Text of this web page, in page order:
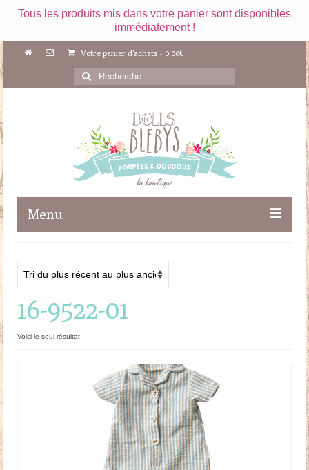
Tous les produits mis dans votre panier sont disponibles
immédiatement !
Votre panier d'achats - 0.00€
Rechercher
:
Menu
Maileg
Poupées
Doudous
Mobilier & Accessoires
16-9522-01
Voici le seul résultat